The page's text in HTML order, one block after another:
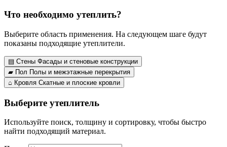
Что необходимо утеплить?
Выберите область применения. На следующем шаге будут
показаны подходящие утеплители.
▤ Стены Фасады и стеновые конструкции
▰ Пол Полы и межэтажные перекрытия
⌂ Кровля Скатные и плоские кровли
Выберите утеплитель
Используйте поиск, толщину и сортировку, чтобы быстро
найти подходящий материал.